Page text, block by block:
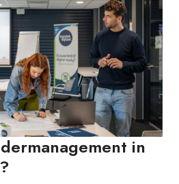
in